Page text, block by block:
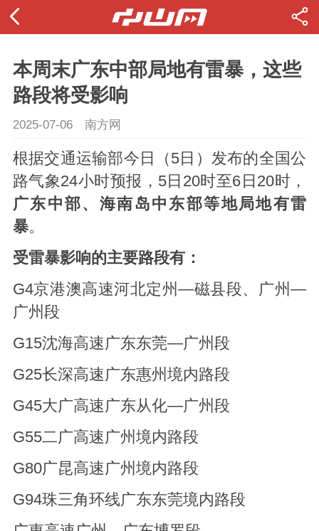
本周末广东中部局地有雷暴，这些
路段将受影响
2025-07-06 南方网
根据交通运输部今日（5日）发布的全国公
路气象24小时预报，5日20时至6日20时，
广东中部、海南岛中东部等地局地有雷
暴。
受雷暴影响的主要路段有：
G4京港澳高速河北定州—磁县段、广州—
广州段
G15沈海高速广东东莞—广州段
G25长深高速广东惠州境内路段
G45大广高速广东从化—广州段
G55二广高速广州境内路段
G80广昆高速广州境内路段
G94珠三角环线广东东莞境内路段